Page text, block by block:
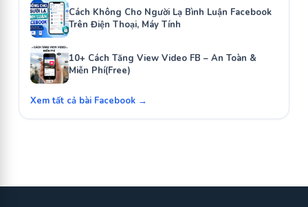
Cách Không Cho Người Lạ Bình Luận Facebook
Trên Điện Thoại, Máy Tính
10+ Cách Tăng View Video FB – An Toàn &
Miễn Phí(Free)
Xem tất cả bài Facebook →